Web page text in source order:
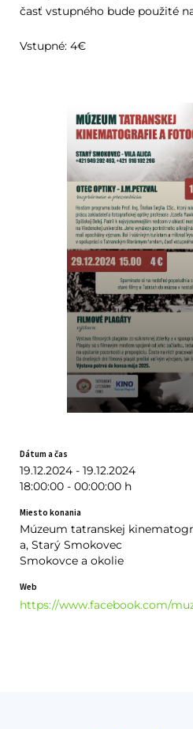
časť vstupného bude použité
Vstupné: 4€
Dátum a čas
19.12.2024 - 19.12.2024
18:00:00 - 00:00:00 h
Miesto konania
Múzeum tatranskej
a, Starý Smokovec
Smokovce a okolie
Web
https://www.facebook.com/